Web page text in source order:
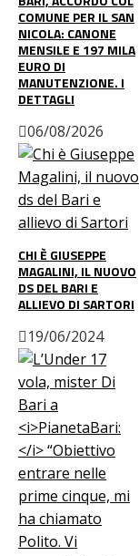
COMUNE PER IL SAN
NICOLA: CANONE
MENSILE E 197 MILA
EURO DI
MANUTENZIONE. I
DETTAGLI
06/08/2026
CHI È GIUSEPPE
MAGALINI, IL NUOVO
DS DEL BARI E
ALLIEVO DI SARTORI
19/06/2024